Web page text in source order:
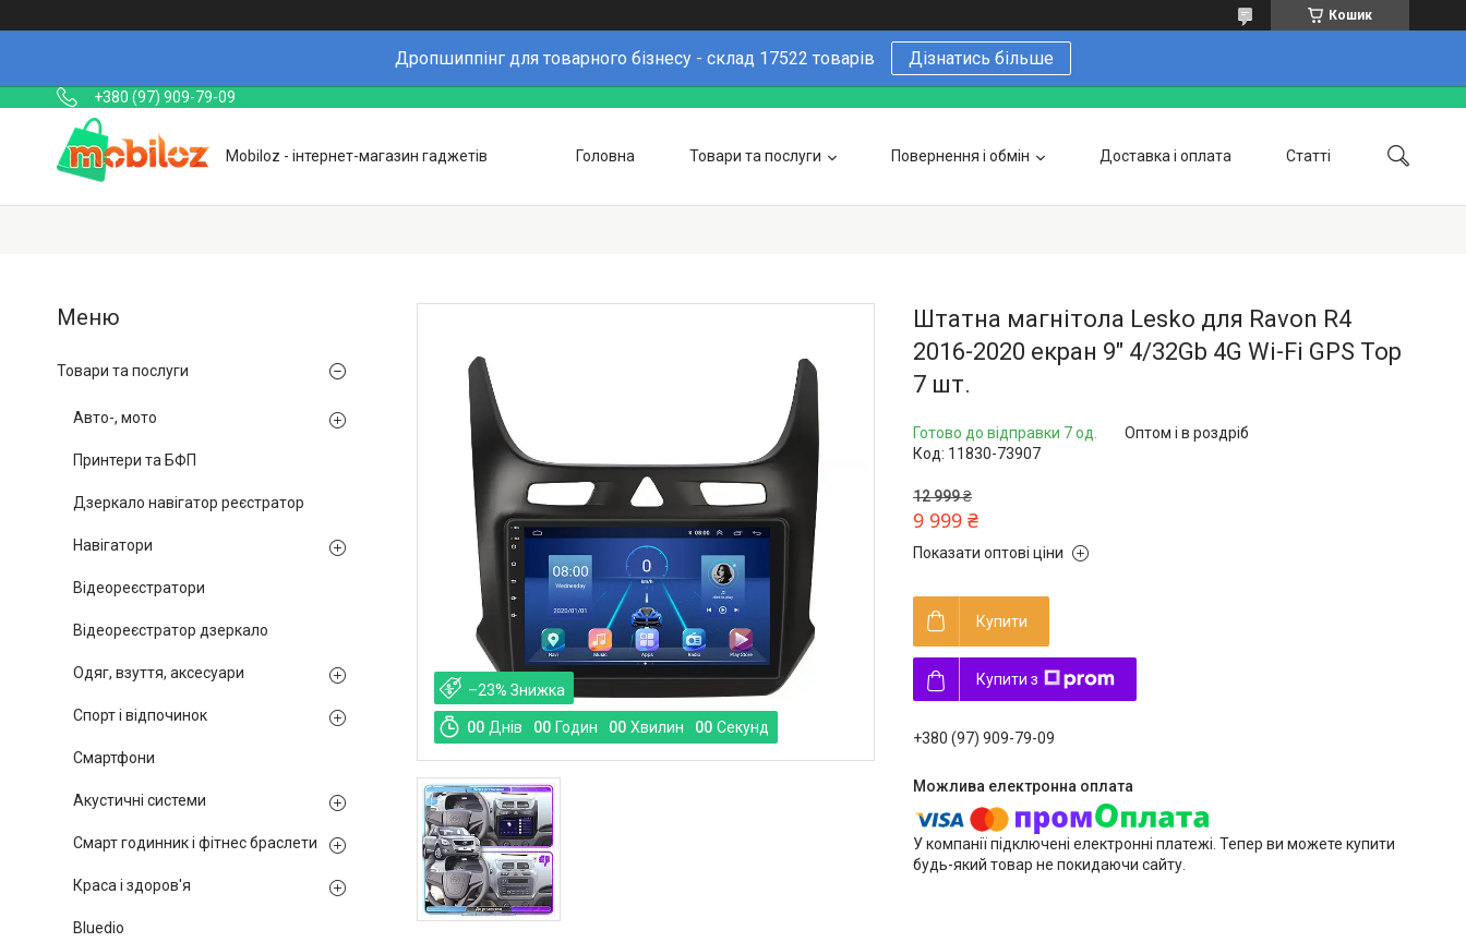
Кошик
Дропшиппінг для товарного бізнесу - склад 17522 товарів Дізнатись більше
+380 (97) 909-79-09
Mobiloz - інтернет-магазин гаджетів Головна Товари та послуги Повернення і обмін Доставка і оплата Статті
Оптовим покупцям Напишіть нам в Telegram Фотогалерея
–23%
00 Днів 00 Годин 00 Хвилин 00 Секунд
Штатна магнітола Lesko для Ravon R4
2016-2020 екран 9" 4/32Gb 4G Wi-Fi GPS Top
7 шт.
Готово до відправки 7 од.
Оптом і в роздріб
Код: 11830-73907
12 999 ₴
9 999 ₴
Показати оптові ціни
Купити
Купити з
+380 (97) 909-79-09
У компанії підключені електронні платежі. Тепер ви можете купити
будь-який товар не покидаючи сайту.
Товари та послуги
Авто-, мото
Принтери та БФП
Дзеркало навігатор реєстратор
Навігатори
Відеореєстратори
Відеореєстратор дзеркало
Одяг, взуття, аксесуари
Спорт і відпочинок
Смартфони
Акустичні системи
Смарт годинник і фітнес браслети
Краса і здоров'я
Bluedio